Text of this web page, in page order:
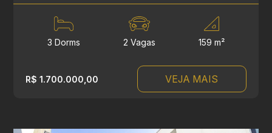
3 Dorms 2 Vagas 159 m²
R$ 1.700.000,00 VEJA MAIS